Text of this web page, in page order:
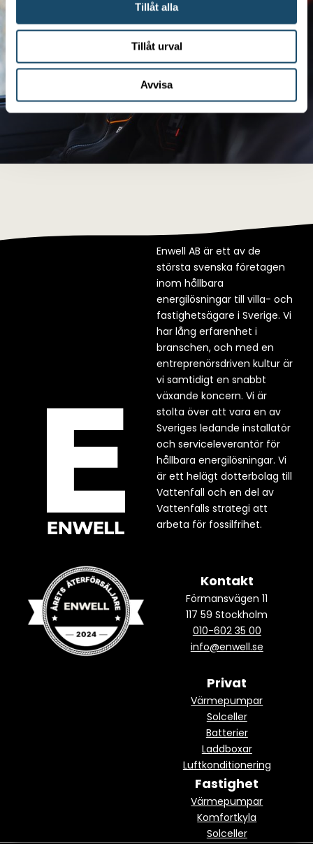
Tillåt alla
Tillåt urval
Avvisa
Enwell AB är ett av de
största svenska företagen
inom hållbara
energilösningar till villa- och
fastighetsägare i Sverige. Vi
har lång erfarenhet i
branschen, och med en
entreprenörsdriven kultur är
vi samtidigt en snabbt
växande koncern. Vi är
stolta över att vara en av
Sveriges ledande installatör
och serviceleverantör för
hållbara energilösningar. Vi
är ett helägt dotterbolag till
Vattenfall och en del av
Vattenfalls strategi att
arbeta för fossilfrihet.
Kontakt
Förmansvägen 11
117 59 Stockholm
010-602 35 00
info@enwell.se
Privat
Värmepumpar
Solceller
Batterier
Laddboxar
Luftkonditionering
Fastighet
Värmepumpar
Komfortkyla
Solceller